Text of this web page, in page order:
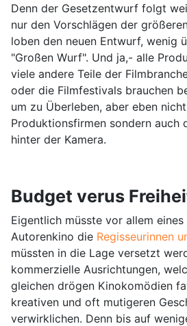
Denn der Gesetzentwurf folgt
nur den Vorschlägen der
loben den neuen Entwurf, wenig
"Großen Wurf". Und ja,- alle
viele andere Teile der
oder die Filmfestivals brauchen
um zu Überleben, aber eben
Produktionsfirmen sondern auch
hinter der Kamera.
Budget verus
Eigentlich müsste vor allem
Autorenkino die Regisseurinnen
müssten in die Lage versetzt
kommerzielle Ausrichtungen,
gleichen drögen Kinokomödien
kreativen und oft mutigeren
verwirklichen. Denn bis auf